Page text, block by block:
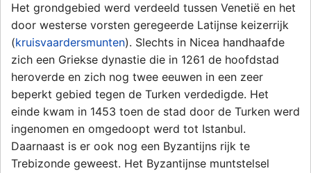
Het grondgebied werd verdeeld tussen Venetië en het
door westerse vorsten geregeerde Latijnse keizerrijk
(kruisvaardersmunten). Slechts in Nicea handhaafde
zich een Griekse dynastie die in 1261 de hoofdstad
heroverde en zich nog twee eeuwen in een zeer
beperkt gebied tegen de Turken verdedigde. Het
einde kwam in 1453 toen de stad door de Turken werd
ingenomen en omgedoopt werd tot Istanbul.
Daarnaast is er ook nog een Byzantijns rijk te
Trebizonde geweest. Het Byzantijnse muntstelsel